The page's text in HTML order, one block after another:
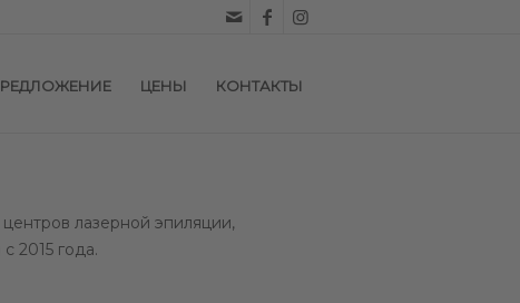
ЦЕНЫ КОНТАКТЫ
лазерной эпиляции,
2015 года.